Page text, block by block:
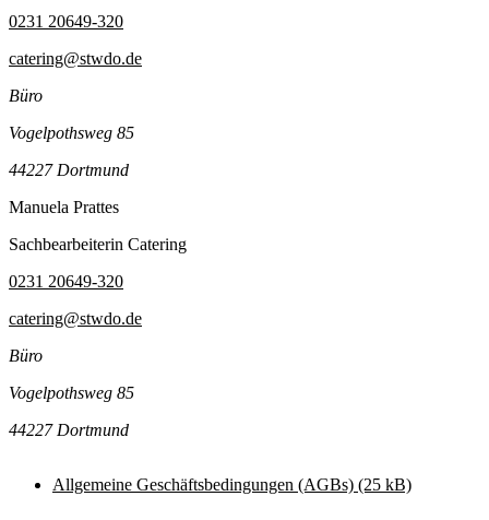
0231 20649-320
catering@stwdo.de
Büro
Vogelpothsweg 85
44227 Dortmund
Manuela Prattes
Sachbearbeiterin Catering
0231 20649-320
catering@stwdo.de
Büro
Vogelpothsweg 85
44227 Dortmund
Allgemeine Geschäftsbedingungen (AGBs) (25 kB)